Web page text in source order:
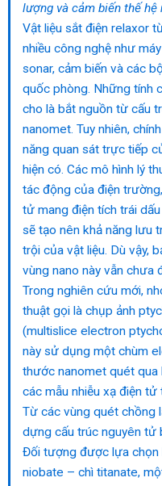
lượng và cảm biến thế hệ
Vật liệu sắt điện relaxor
nhiều công nghệ như
sonar, cảm biến và các
quốc phòng. Những tính
cho là bắt nguồn từ cấu
nanomet. Tuy nhiên,
năng quan sát trực tiếp
hiện có. Các mô hình lý
tác động của điện
tử mang điện tích trái
sẽ tạo nên khả năng lưu
trội của vật liệu. Dù vậy,
vùng nano này vẫn chưa
Trong nghiên cứu mới,
thuật gọi là chụp ảnh
(multislice electron
này sử dụng một chùm
thước nanomet quét qua
các mẫu nhiễu xạ điện
Từ các vùng quét chồng
dựng cấu trúc nguyên tử
Đối tượng được lựa chọn
niobate – chì titanate,